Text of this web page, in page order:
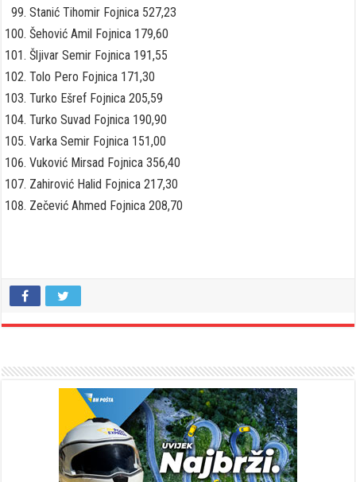
Stanić Tihomir Fojnica 527,23
Šehović Amil Fojnica 179,60
Šljivar Semir Fojnica 191,55
Tolo Pero Fojnica 171,30
Turko Ešref Fojnica 205,59
Turko Suvad Fojnica 190,90
Varka Semir Fojnica 151,00
Vuković Mirsad Fojnica 356,40
Zahirović Halid Fojnica 217,30
Zečević Ahmed Fojnica 208,70